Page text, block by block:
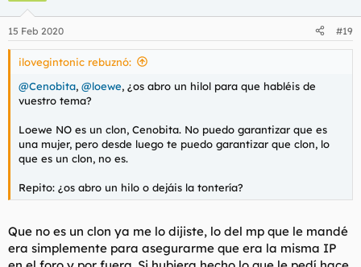
15 Feb 2020 #19
ilovegintonic rebuznó:
@Cenobita, @loewe, ¿os abro un hilol para que habléis de
vuestro tema?
Loewe NO es un clon, Cenobita. No puedo garantizar que es
una mujer, pero desde luego te puedo garantizar que clon, lo
que es un clon, no es.
Repito: ¿os abro un hilo o dejáis la tontería?
Que no es un clon ya me lo dijiste, lo del mp que le mandé
era simplemente para asegurarme que era la misma IP